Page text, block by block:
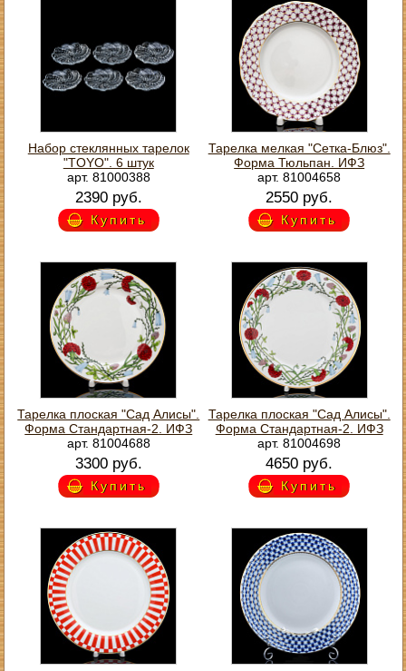
Набор стеклянных тарелок
"TOYO". 6 штук
арт. 81000388
2390 руб.
Купить
Тарелка мелкая "Сетка-Блюз".
Форма Тюльпан. ИФЗ
арт. 81004658
2550 руб.
Купить
Тарелка плоская "Сад Алисы".
Форма Стандартная-2. ИФЗ
арт. 81004688
3300 руб.
Купить
Тарелка плоская "Сад Алисы".
Форма Стандартная-2. ИФЗ
арт. 81004698
4650 руб.
Купить